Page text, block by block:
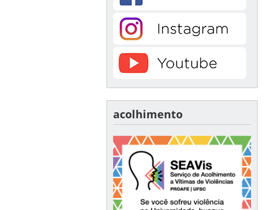
acolhimento